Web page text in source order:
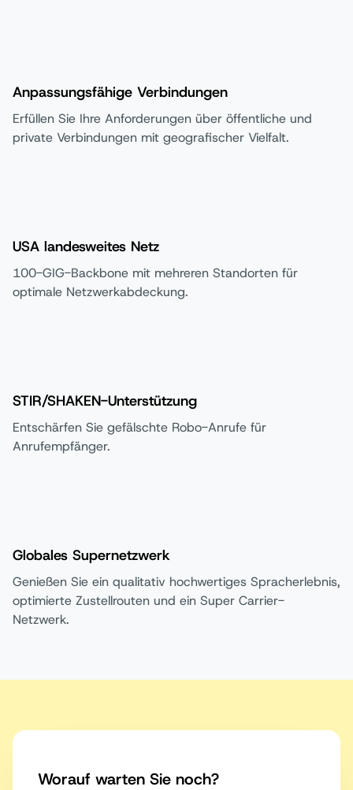
Anpassungsfähige Verbindungen
Erfüllen Sie Ihre Anforderungen über öffentliche und
private Verbindungen mit geografischer Vielfalt.
USA landesweites Netz
100-GIG-Backbone mit mehreren Standorten für
optimale Netzwerkabdeckung.
STIR/SHAKEN-Unterstützung
Entschärfen Sie gefälschte Robo-Anrufe für
Anrufempfänger.
Globales Supernetzwerk
Genießen Sie ein qualitativ hochwertiges Spracherlebnis,
optimierte Zustellrouten und ein Super Carrier-
Netzwerk.
Worauf warten Sie noch?